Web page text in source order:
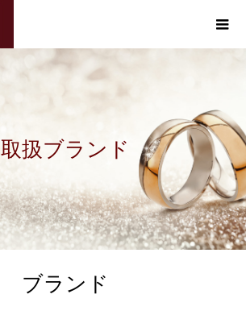
取扱ブランド
ブランド